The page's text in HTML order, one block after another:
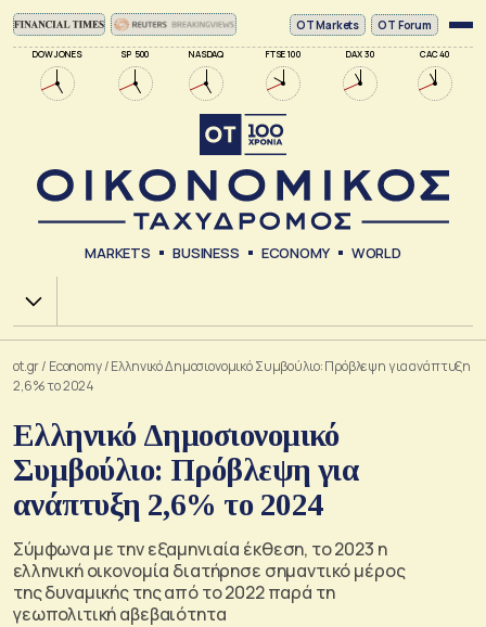
DOW JONES SP 500 NASDAQ FTSE 100 DAX 30 CAC 40
ΟΤ Markets OT Forum
MARKETS BUSINESS ECONOMY WORLD
Χ.Α.
ot.gr/ Economy/Ελληνικό Δημοσιονομικό Συμβούλιο: Πρόβλεψη για ανάπτυξη
2,6% το 2024
Ελληνικό Δημοσιονομικό
Συμβούλιο: Πρόβλεψη για
ανάπτυξη 2,6% το 2024
Σύμφωνα με την εξαμηνιαία έκθεση, το 2023 η
ελληνική οικονομία διατήρησε σημαντικό μέρος
της δυναμικής της από το 2022 παρά τη
γεωπολιτική αβεβαιότητα